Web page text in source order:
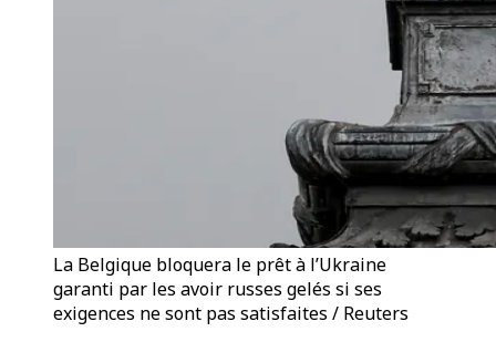
La Belgique bloquera le prêt à l’Ukraine
garanti par les avoir russes gelés si ses
exigences ne sont pas satisfaites / Reuters